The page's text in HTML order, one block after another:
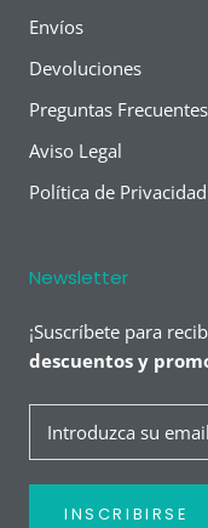
Envíos
Devoluciones
Preguntas Frecuentes
Aviso Legal
Política de
Newsletter
¡Suscríbete para
descuentos y
INSCRIBIRSE